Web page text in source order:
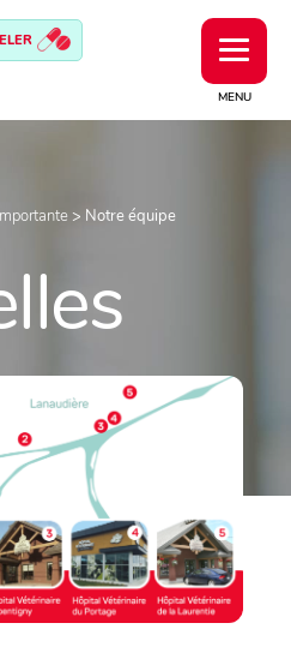
MENU
> Notre équipe